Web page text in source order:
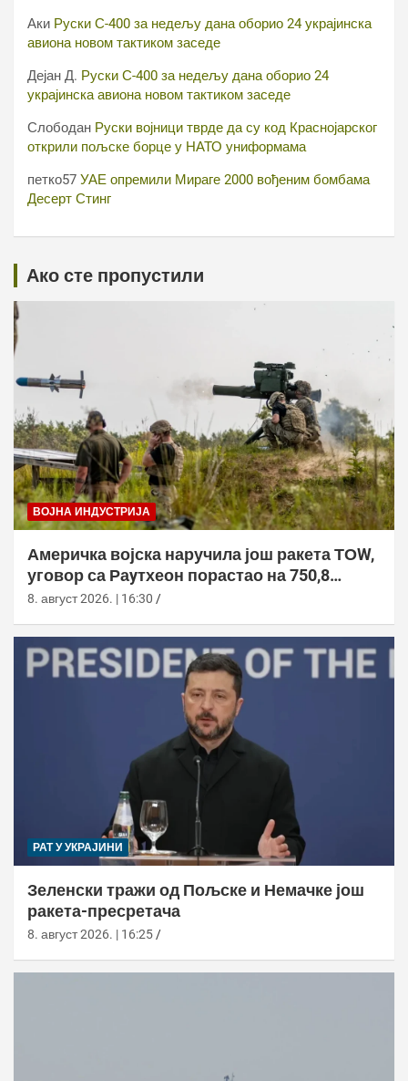
Аки Руски С-400 за недељу дана оборио 24 украјинска
авиона новом тактиком заседе
Дејан Д. Руски С-400 за недељу дана оборио 24
украјинска авиона новом тактиком заседе
Слободан Руски војници тврде да су код Краснојарског
открили пољске борце у НАТО униформама
петко57 УАЕ опремили Мираге 2000 вођеним бомбама
Десерт Стинг
Ако сте пропустили
ВОЈНА ИНДУСТРИЈА
Америчка војска наручила још ракета ТОW,
уговор са Раyтхеон порастао на 750,8
милиона долара
8. август 2026. | 16:30
РАТ У УКРАЈИНИ
Зеленски тражи од Пољске и Немачке још
ракета-пресретача
8. август 2026. | 16:25